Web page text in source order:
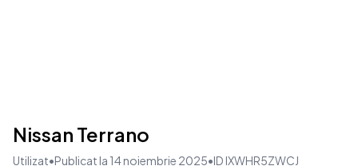
Nissan Terrano
Utilizat•Publicat la 14 noiembrie 2025•ID IXWHR5ZWCJ